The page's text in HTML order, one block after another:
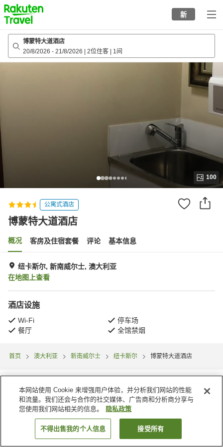
to
top
page
新
博蒙特大道酒店
20/8/2026 - 21/8/2026 2位住客 1间
100
公寓式酒店
博蒙特大道酒店
概况 客房及住宿套餐 评论 基本信息
纽卡斯尔, 新南威尔士, 澳大利亚
在地图上查看
酒店设施
Wi-Fi
停车场
餐厅
全馆禁烟
首页 澳大利亚 新南威尔士 纽卡斯尔 博蒙特大道酒店
搜索客房
本网站使用 Cookie 来增强用户体验，并分析我们网站的性能
和流量。我们还会与合作的社交媒体、广告商和分析商分享与
您使用我们网站相关的信息。
隐私政策
不得出售我的个人信息 接受所有